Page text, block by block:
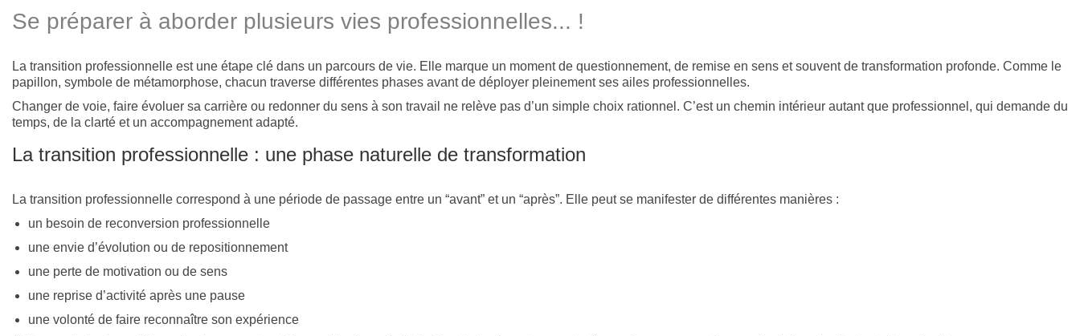
Se préparer à aborder plusieurs vies professionnelles... !
La transition professionnelle est une étape clé dans un parcours de vie. Elle marque un moment de questionnement, de remise en sens et souvent de transformation profonde. Comme le
papillon, symbole de métamorphose, chacun traverse différentes phases avant de déployer pleinement ses ailes professionnelles.
Changer de voie, faire évoluer sa carrière ou redonner du sens à son travail ne relève pas d’un simple choix rationnel. C’est un chemin intérieur autant que professionnel, qui demande du
temps, de la clarté et un accompagnement adapté.
La transition professionnelle : une phase naturelle de transformation
La transition professionnelle correspond à une période de passage entre un “avant” et un “après”. Elle peut se manifester de différentes manières :
un besoin de reconversion professionnelle
une envie d’évolution ou de repositionnement
une perte de motivation ou de sens
une reprise d’activité après une pause
une volonté de faire reconnaître son expérience